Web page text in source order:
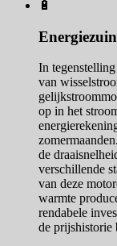
🔋
In
van
op in het
de
verschillende
van deze
warmte
rendabele
de prijshistorie